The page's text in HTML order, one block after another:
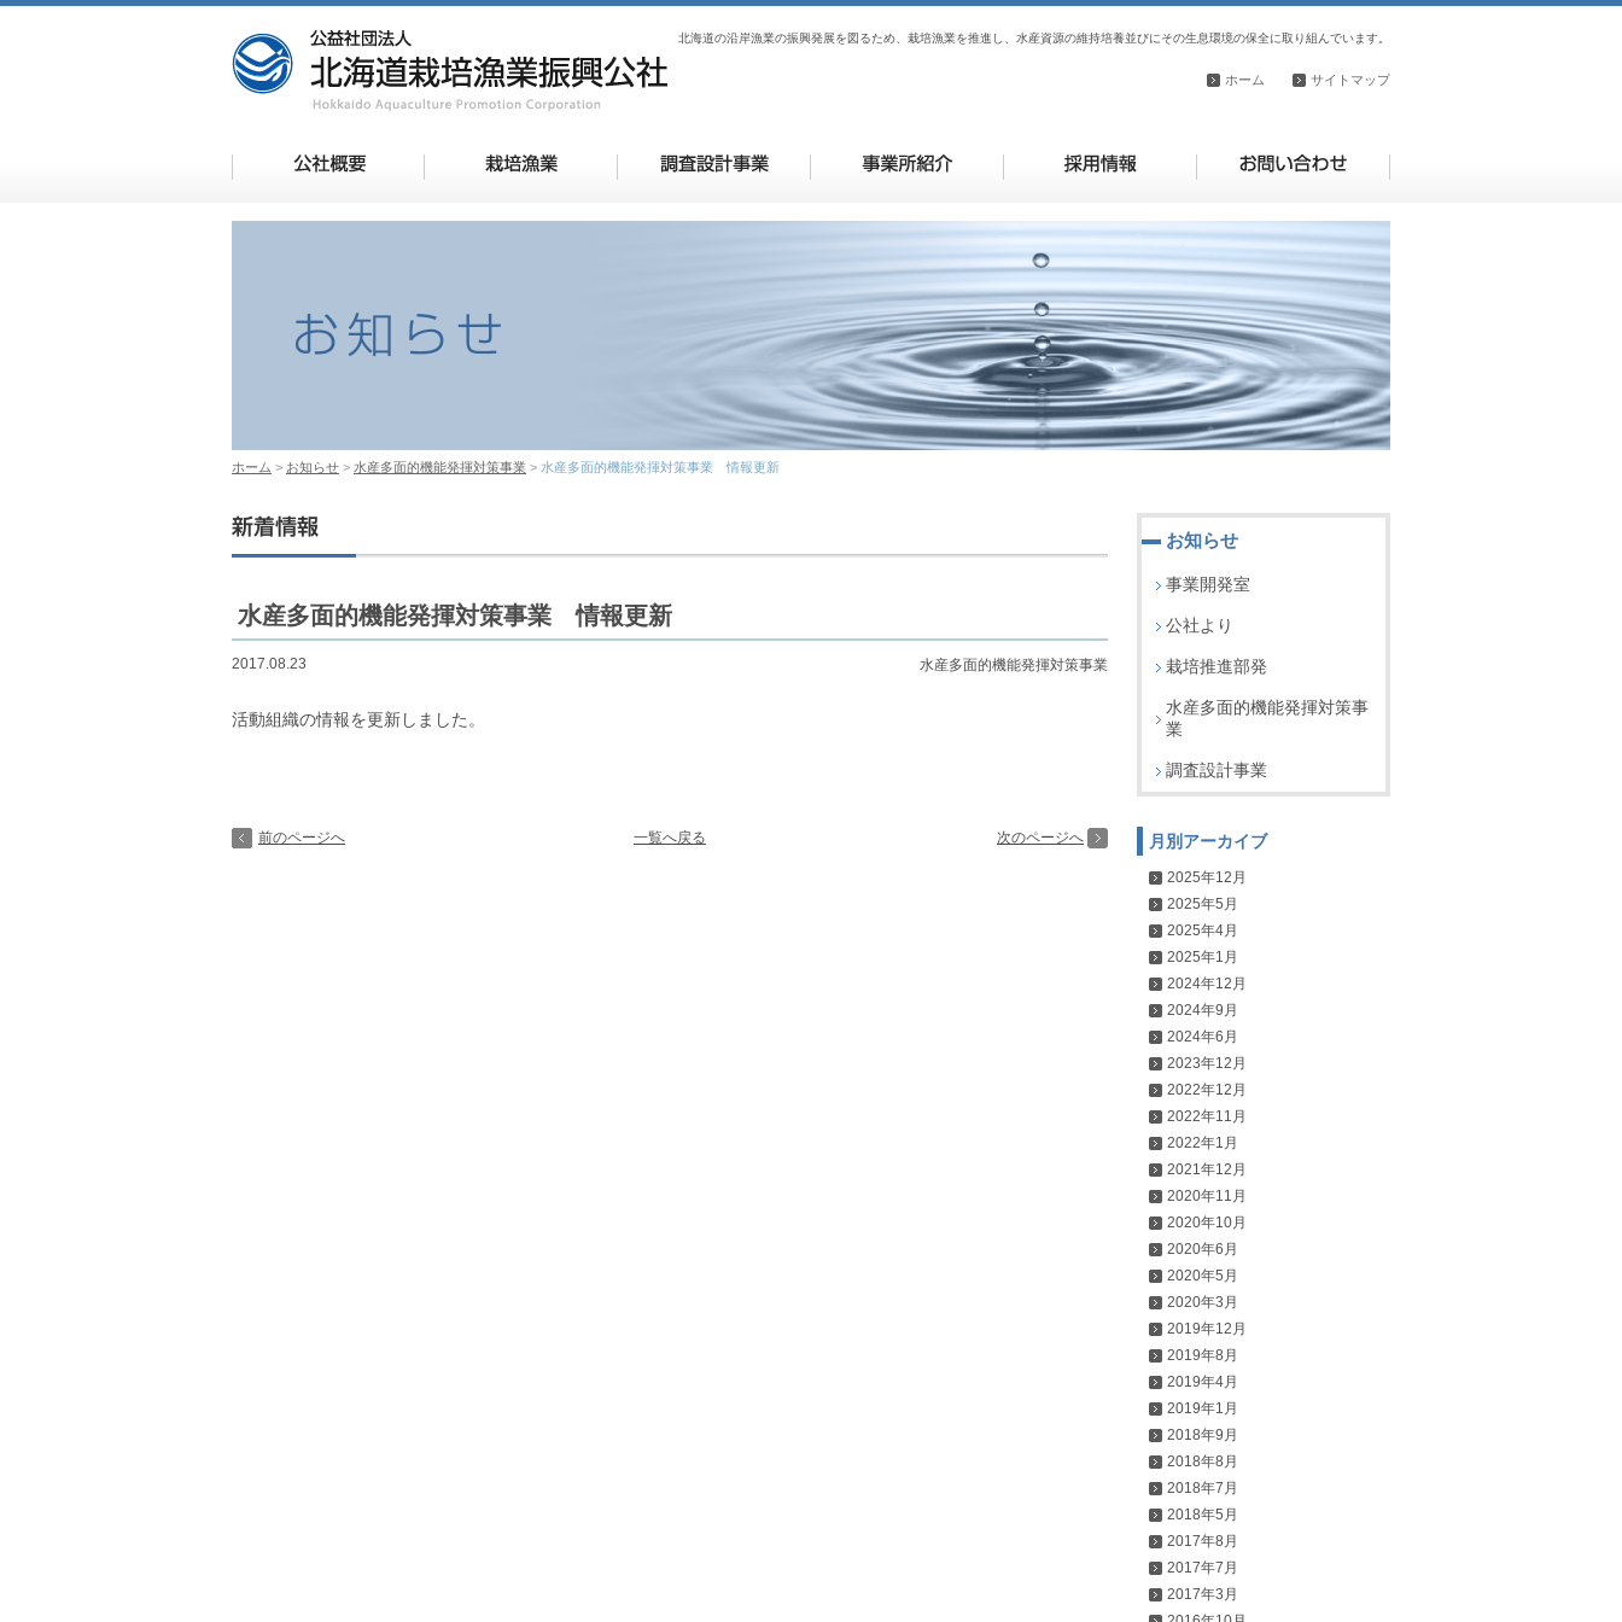
北海道の沿岸漁業の振興発展を図るため、栽培漁業を推進し、水産資源の維持培養並びにその生息環境の保全に取り組んでいます。
ホーム サイトマップ
ホーム お知らせ 水産多面的機能発揮対策事業 水産多面的機能発揮対策事業 情報更新
水産多面的機能発揮対策事業 情報更新
2017.08.23 水産多面的機能発揮対策事業
活動組織の情報を更新しました。
前のページへ 一覧へ戻る 次のページへ
お知らせ
事業開発室
公社より
栽培推進部発
水産多面的機能発揮対策事
業
調査設計事業
月別アーカイブ
2025年12月
2025年5月
2025年4月
2025年1月
2024年12月
2024年9月
2024年6月
2023年12月
2022年12月
2022年11月
2022年1月
2021年12月
2020年11月
2020年10月
2020年6月
2020年5月
2020年3月
2019年12月
2019年8月
2019年4月
2019年1月
2018年9月
2018年8月
2018年7月
2018年5月
2017年8月
2017年7月
2017年3月